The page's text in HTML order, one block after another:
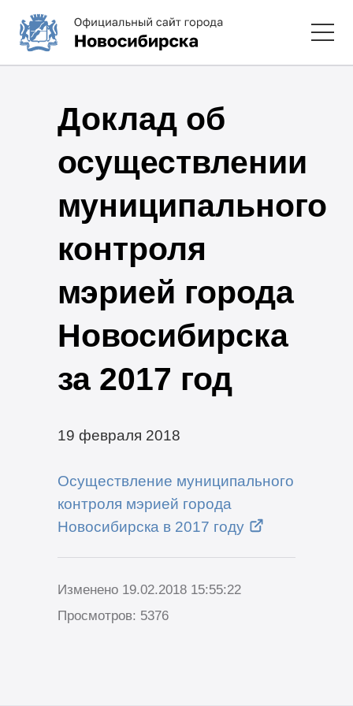
Доклад об
осуществлении
муниципального
контроля
мэрией города
Новосибирска
за 2017 год
19 февраля 2018
Осуществление муниципального
контроля мэрией города
Новосибирска в 2017 году
Изменено 19.02.2018 15:55:22
Просмотров: 5376